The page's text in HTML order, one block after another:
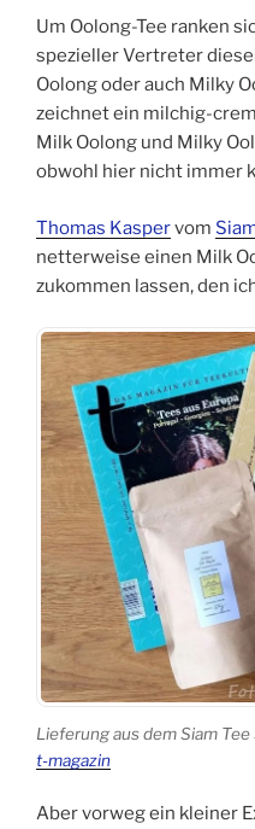
Um Oolong-Tee ranken
spezieller Vertreter
Oolong oder auch Milky
zeichnet ein milchig-
Milk Oolong und Milky
obwohl hier nicht immer
Thomas Kaspervom
netterweise einen Milk
zukommen lassen, den
Lieferung aus dem Siam
t-magazin
Aber vorweg ein kleiner